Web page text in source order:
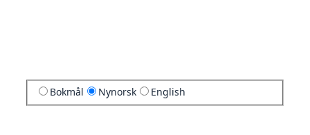
Bokmål Nynorsk English